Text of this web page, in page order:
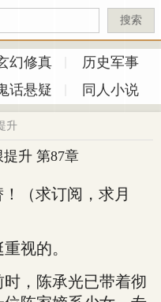
搜索
幻修真
历史军事
话悬疑 同人小说
升
升 第87章
（求订阅，求月
视的。
，陈承光已带着彻